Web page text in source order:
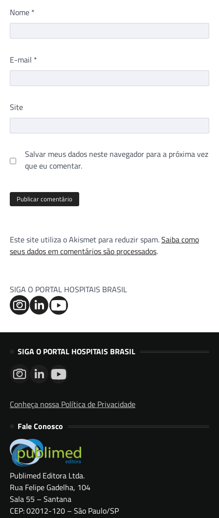
Nome *
E-mail *
Site
Salvar meus dados neste navegador para a próxima vez
que eu comentar.
Este site utiliza o Akismet para reduzir spam.Saiba como
seus dados em comentários são processados.
SIGA O PORTAL HOSPITAIS BRASIL
SIGA O PORTAL HOSPITAIS BRASIL
Conheça nossa Política de Privacidade
Fale Conosco
Publimed Editora Ltda.
Rua Felipe Gadelha, 104
Sala 55 – Santana
CEP: 02012-120 – São Paulo/SP